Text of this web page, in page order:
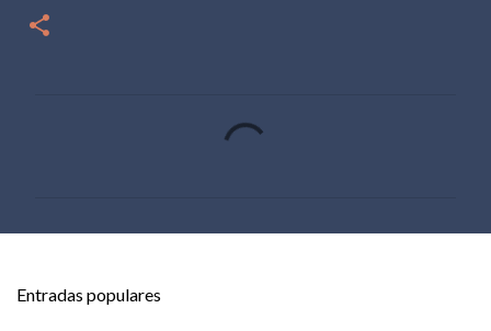
Entradas populares